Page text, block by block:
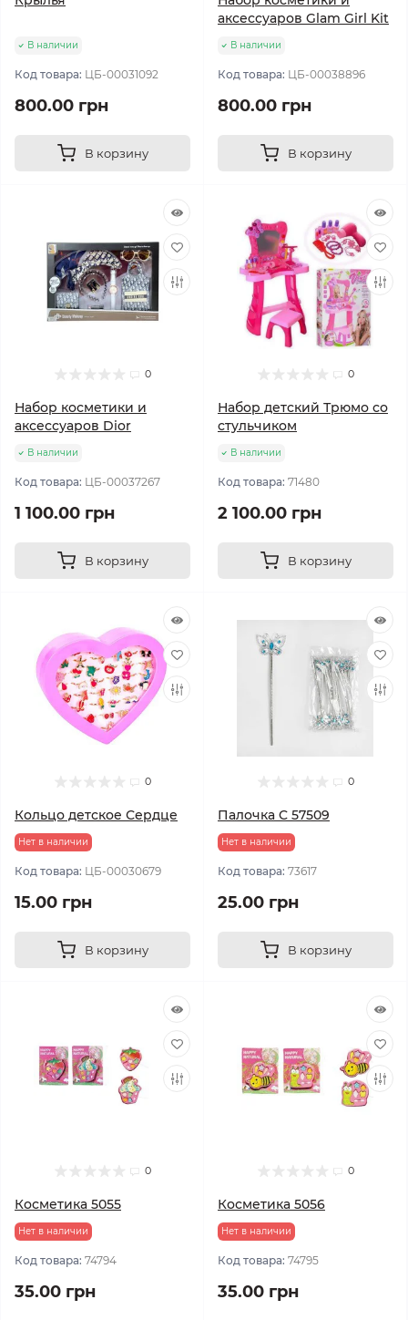
В наличии
Код товара: ЦБ-00031092
800.00 грн
В корзину
аксессуаров Glam Girl Kit
В наличии
Код товара: ЦБ-00038896
800.00 грн
В корзину
0
Набор косметики и
аксессуаров Dior
В наличии
Код товара: ЦБ-00037267
1 100.00 грн
В корзину
0
Набор детский Трюмо со
стульчиком
В наличии
Код товара: 71480
2 100.00 грн
В корзину
0
Кольцо детское Сердце
Нет в наличии
Код товара: ЦБ-00030679
15.00 грн
В корзину
0
Палочка C 57509
Нет в наличии
Код товара: 73617
25.00 грн
В корзину
0
Косметика 5055
Нет в наличии
Код товара: 74794
35.00 грн
0
Косметика 5056
Нет в наличии
Код товара: 74795
35.00 грн